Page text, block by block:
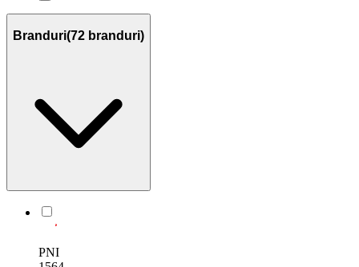
Branduri(72 branduri)
PNI